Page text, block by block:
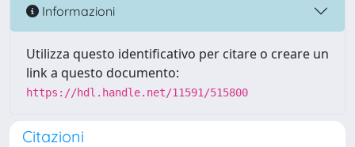
Informazioni
Utilizza questo identificativo per citare o creare un
link a questo documento:
https://hdl.handle.net/11591/515800
Citazioni